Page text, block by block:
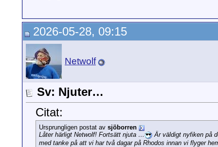
2026-05-28, 09:15
Netwolf
Sv: Njuter…
Citat:
Ursprungligen postat av sjöborren
Låter härligt Netwolf! Fortsätt njuta …
Är väldigt nyfiken på
med tanke på att vi har två dagar på Rhodos innan vi flyger